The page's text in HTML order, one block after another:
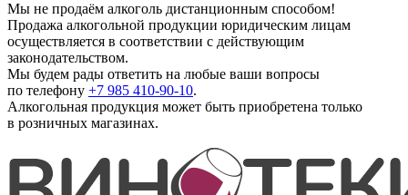
Мы не продаём алкоголь дистанционным способом!
Продажа алкогольной продукции юридическим лицам
осуществляется в соответствии с действующим
законодательством.
Мы будем рады ответить на любые ваши вопросы
по телефону +7 985 410-90-10.
Алкогольная продукция может быть приобретена только
в розничных магазинах.